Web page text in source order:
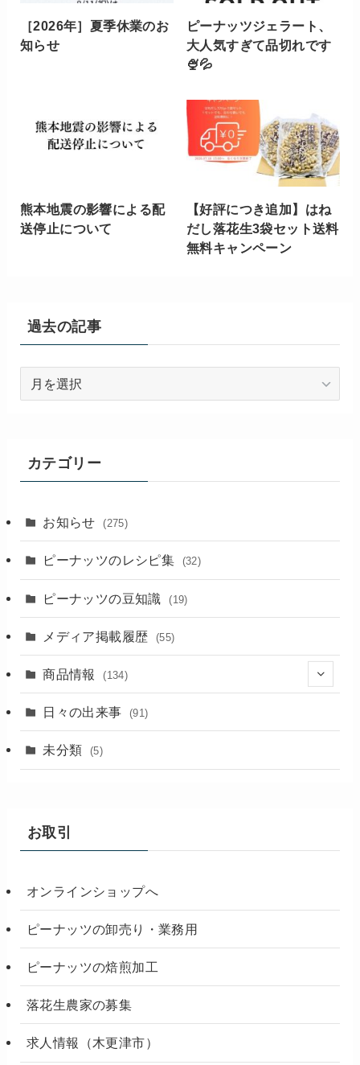
［2026年］夏季休業のお
知らせ
ピーナッツジェラート、
大人気すぎて品切れです
🍨💦
熊本地震の影響による配
送停止について
【好評につき追加】はね
だし落花生3袋セット送料
無料キャンペーン
過去の記事
カテゴリー
お知らせ (275)
ピーナッツのレシピ集 (32)
ピーナッツの豆知識 (19)
メディア掲載履歴 (55)
商品情報 (134)
(18)
日々の出来事 (91)
未分類 (5)
お取引
オンラインショップへ
ピーナッツの卸売り・業務用
ピーナッツの焙煎加工
落花生農家の募集
求人情報（木更津市）